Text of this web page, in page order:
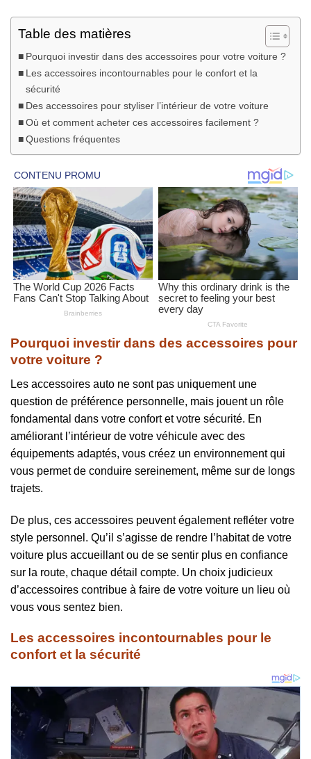
Table des matières
Pourquoi investir dans des accessoires pour votre voiture ?
Les accessoires incontournables pour le confort et la
sécurité
Des accessoires pour styliser l’intérieur de votre voiture
Où et comment acheter ces accessoires facilement ?
Questions fréquentes
Pourquoi investir dans des accessoires pour
votre voiture ?
Les accessoires auto ne sont pas uniquement une
question de préférence personnelle, mais jouent un rôle
fondamental dans votre confort et votre sécurité. En
améliorant l’intérieur de votre véhicule avec des
équipements adaptés, vous créez un environnement qui
vous permet de conduire sereinement, même sur de longs
trajets.
De plus, ces accessoires peuvent également refléter votre
style personnel. Qu’il s’agisse de rendre l’habitat de votre
voiture plus accueillant ou de se sentir plus en confiance
sur la route, chaque détail compte. Un choix judicieux
d’accessoires contribue à faire de votre voiture un lieu où
vous vous sentez bien.
Les accessoires incontournables pour le
confort et la sécurité